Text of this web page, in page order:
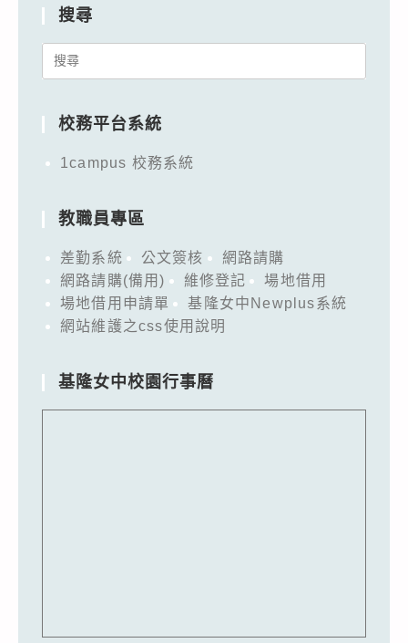
搜尋
Search
校務平台系統
1campus 校務系統
教職員專區
差勤系統 公文簽核
網路請購
網路請購(備用)
維修登記
場地借用
場地借用申請單
基隆女中Newplus系統
網站維護之css使用說明
基隆女中校園行事曆